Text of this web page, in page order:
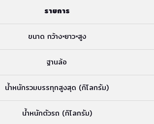
รายการ
ขนาด กว้าง×ยาว×สูง
ฐานล้อ
น้ำหนักรวมบรรทุกสูงสุด (กิโลกรัม)
น้ำหนักตัวรถ (กิโลกรัม)